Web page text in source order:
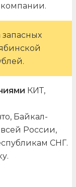
компании.
запасных
КИТ,
Байкал-
России,
СНГ.